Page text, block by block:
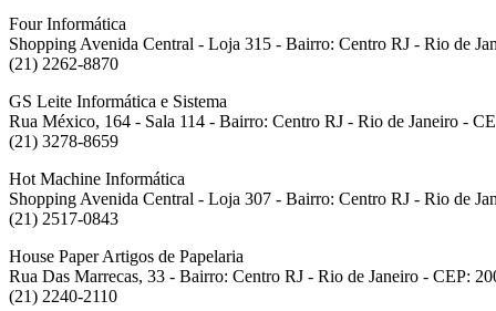
Four Informática
Shopping Avenida Central - Loja 315 - Bairro: Centro RJ - Rio de
(21) 2262-8870
GS Leite Informática e Sistema
Rua México, 164 - Sala 114 - Bairro: Centro RJ - Rio de Janeiro -
(21) 3278-8659
Hot Machine Informática
Shopping Avenida Central - Loja 307 - Bairro: Centro RJ - Rio de
(21) 2517-0843
House Paper Artigos de Papelaria
Rua Das Marrecas, 33 - Bairro: Centro RJ - Rio de Janeiro - CEP:
(21) 2240-2110